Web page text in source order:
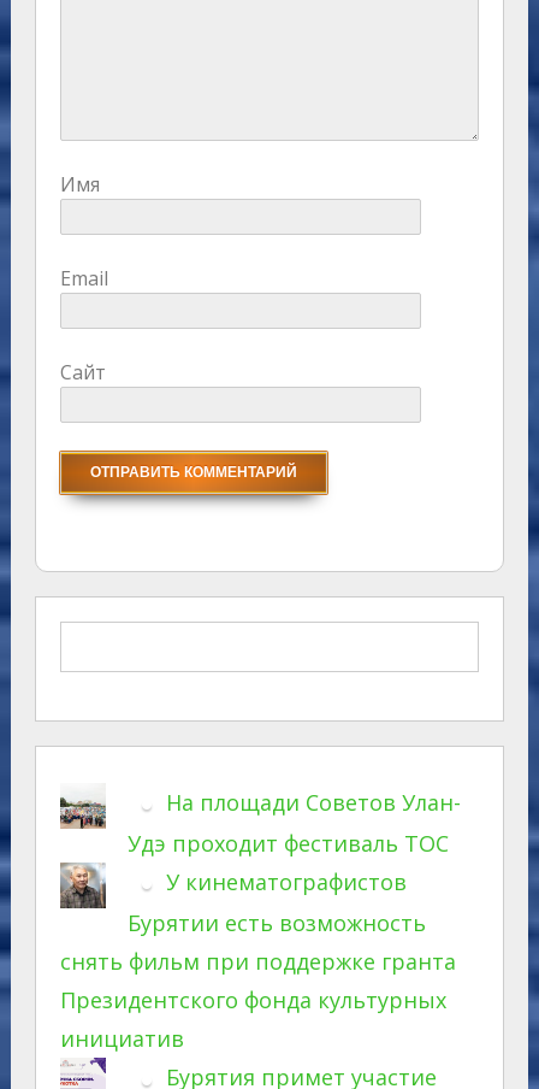
Имя
Email
Сайт
На площади Советов Улан-
Удэ проходит фестиваль ТОС
У кинематографистов
Бурятии есть возможность
снять фильм при поддержке гранта
Президентского фонда культурных
инициатив
Бурятия примет участие